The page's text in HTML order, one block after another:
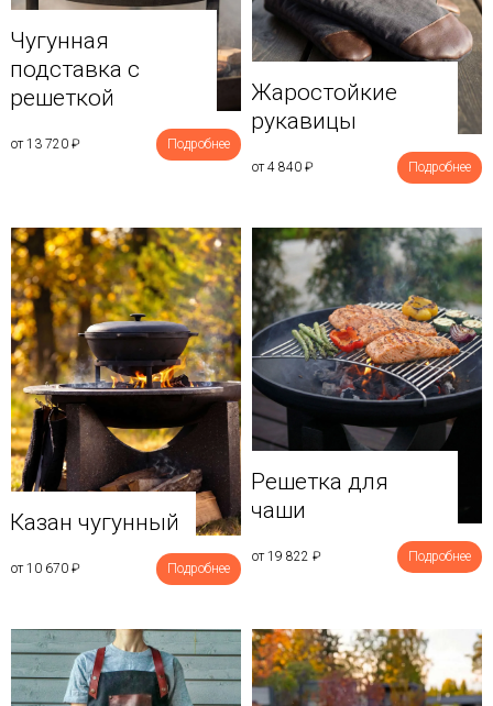
Чугунная
подставка с
решеткой
от 13 720 ₽ Подробнее
Жаростойкие
рукавицы
от 4 840 ₽ Подробнее
Казан чугунный
от 10 670 ₽ Подробнее
Решетка для
чаши
от 19 822 ₽ Подробнее